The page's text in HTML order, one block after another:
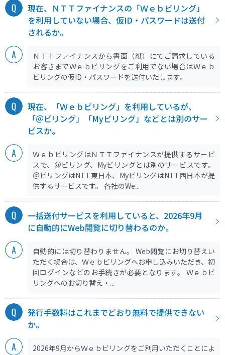
現在、ＮＴＴファイナンスの「Ｗｅｂビリング」
を利用していない場合、仮ID・パスワードは送付
されるか。
ＮＴＴファイナンスから書面（紙）にてご請求している
お客さまでＷｅｂビリングをご利用でない場合はＷｅｂ
ビリングの仮ID・パスワードを送付いたします。
現在、「Ｗｅｂビリング」を利用しているが、
「＠ビリング」「Myビリング」などとは別のサー
ビスか。
ＷｅｂビリングはＮＴＴファイナンスが提供するサービ
スで、＠ビリング、Myビリングとは別のサービスです。
＠ビリングはNTT東日本、MyビリングはNTT西日本が提
供するサービスです。 各社のWe...
一括送付サービスを利用していると、2026年9月
に自動的にWeb閲覧に切り替わるのか。
自動的には切り替わりません。 Web閲覧にお切り替えい
ただく場合は、Ｗｅｂビリングへお申し込みいただき、初
回ログインなどのお手続きが必要となります。 Ｗｅｂビ
リングへのお切り替え・...
発行手数料はこれまでどおり無料で提供できない
か。
2026年9月からＷｅｂビリングをご利用いただくことによ